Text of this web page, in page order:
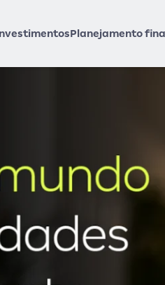
Planejamento